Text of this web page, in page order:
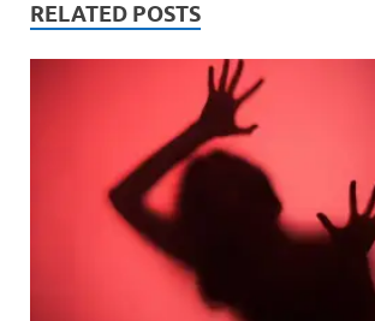
RELATED POSTS